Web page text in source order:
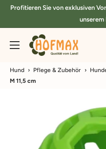
DirektProfitieren Sie von exklusiven
hofmax.de
Hund › Pflege & Zubehör ›
M 11,5 cm